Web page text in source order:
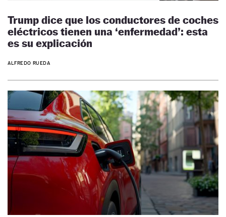
Trump dice que los conductores de coches
eléctricos tienen una ‘enfermedad’: esta
es su explicación
ALFREDO RUEDA